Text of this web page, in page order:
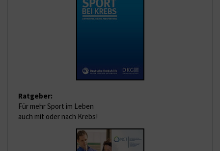
Ratgeber:
Für mehr Sport im Leben
auch mit oder nach Krebs!